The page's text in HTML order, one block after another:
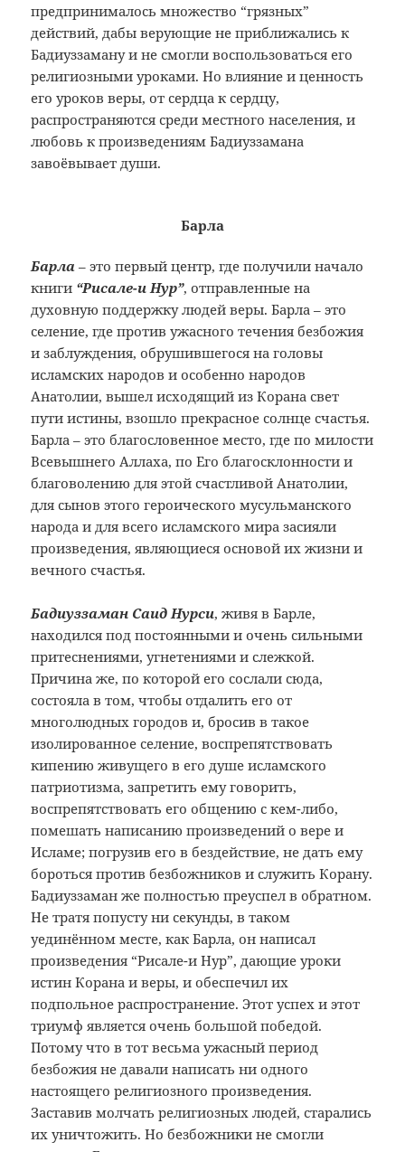
предпринималось множество “грязных”
действий, дабы верующие не приближались к
Бадиуззаману и не смогли воспользоваться его
религиозными уроками. Но влияние и ценность
его уроков веры, от сердца к сердцу,
распространяются среди местного населения, и
любовь к произведениям Бадиуззамана
завоёвывает души.
Барла
Барла – это первый центр, где получили начало
книги “Рисале-и Нур”, отправленные на
духовную поддержку людей веры. Барла – это
селение, где против ужасного течения безбожия
и заблуждения, обрушившегося на головы
исламских народов и особенно народов
Анатолии, вышел исходящий из Корана свет
пути истины, взошло прекрасное солнце счастья.
Барла – это благословенное место, где по милости
Всевышнего Аллаха, по Его благосклонности и
благоволению для этой счастливой Анатолии,
для сынов этого героического мусульманского
народа и для всего исламского мира засияли
произведения, являющиеся основой их жизни и
вечного счастья.
Бадиуззаман Саид Нурси, живя в Барле,
находился под постоянными и очень сильными
притеснениями, угнетениями и слежкой.
Причина же, по которой его сослали сюда,
состояла в том, чтобы отдалить его от
многолюдных городов и, бросив в такое
изолированное селение, воспрепятствовать
кипению живущего в его душе исламского
патриотизма, запретить ему говорить,
воспрепятствовать его общению с кем-либо,
помешать написанию произведений о вере и
Исламе; погрузив его в бездействие, не дать ему
бороться против безбожников и служить Корану.
Бадиуззаман же полностью преуспел в обратном.
Не тратя попусту ни секунды, в таком
уединённом месте, как Барла, он написал
произведения “Рисале-и Нур”, дающие уроки
истин Корана и веры, и обеспечил их
подпольное распространение. Этот успех и этот
триумф является очень большой победой.
Потому что в тот весьма ужасный период
безбожия не давали написать ни одного
настоящего религиозного произведения.
Заставив молчать религиозных людей, старались
их уничтожить. Но безбожники не смогли